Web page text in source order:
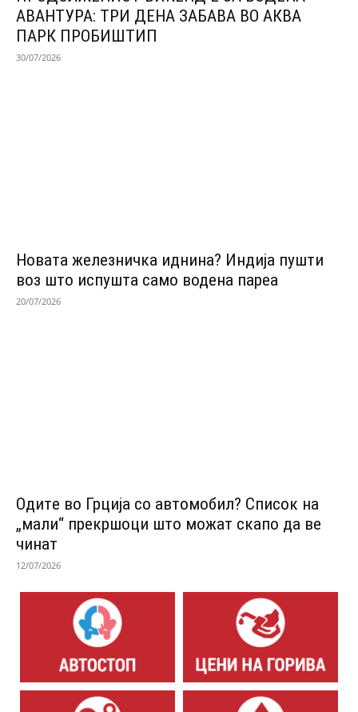
АВАНТУРА: ТРИ ДЕНА ЗАБАВА ВО АКВА
ПАРК ПРОБИШТИП
30/07/2026
Новата железничка иднина? Индија пушти
воз што испушта само водена пареа
20/07/2026
Одитe во Грција со автомобил? Список на
„мали“ прекршоци што можат скапо да ве
чинат
12/07/2026